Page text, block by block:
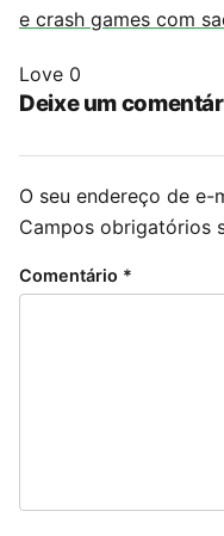
e crash games com
Love 0
Deixe um
O seu endereço de e-
Campos obrigatórios
Comentário *